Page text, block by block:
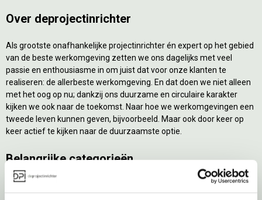
Over deprojectinrichter
Als grootste onafhankelijke projectinrichter én expert op het gebied
van de beste werkomgeving zetten we ons dagelijks met veel
passie en enthousiasme in om juist dat voor onze klanten te
realiseren: de allerbeste werkomgeving. En dat doen we niet alleen
met het oog op nu; dankzij ons duurzame en circulaire karakter
kijken we ook naar de toekomst. Naar hoe we werkomgevingen een
tweede leven kunnen geven, bijvoorbeeld. Maar ook door keer op
keer actief te kijken naar de duurzaamste optie.
Belangrijke categorieën
Ergonomische bureaustoelen